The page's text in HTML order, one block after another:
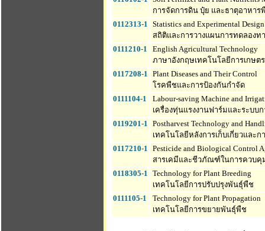
การจัดการดิน ปุ๋ย และธาตุอาหาร
0112313-1 Statistics and Experimental
สถิติและการวางแผนการทดลองท
0111210-1
English Agricultural Technology
ภาษาอังกฤษเทคโนโลยีการเกษตร
0117208-1 Plant Diseases and Their Control
โรคพืชและการป้องกันกำจัด
0111104-1
Labour-saving Machine and
เครื่องทุ่นแรงงานฟาร์มและระบบ
0119201-1 Postharvest Technology and
เทคโนโลยีหลังการเก็บเกี่ยวและก
0117210-1 Pesticide and Biological Control
สารเคมีและชีวภัณฑ์ในการควบคุ
0118305-1 Technology for Plant Breeding
เทคโนโลยีการปรับปรุงพันธุ์พืช
0111105-1
Technology for Plant Propagation
เทคโนโลยีการขยายพันธุ์พืช